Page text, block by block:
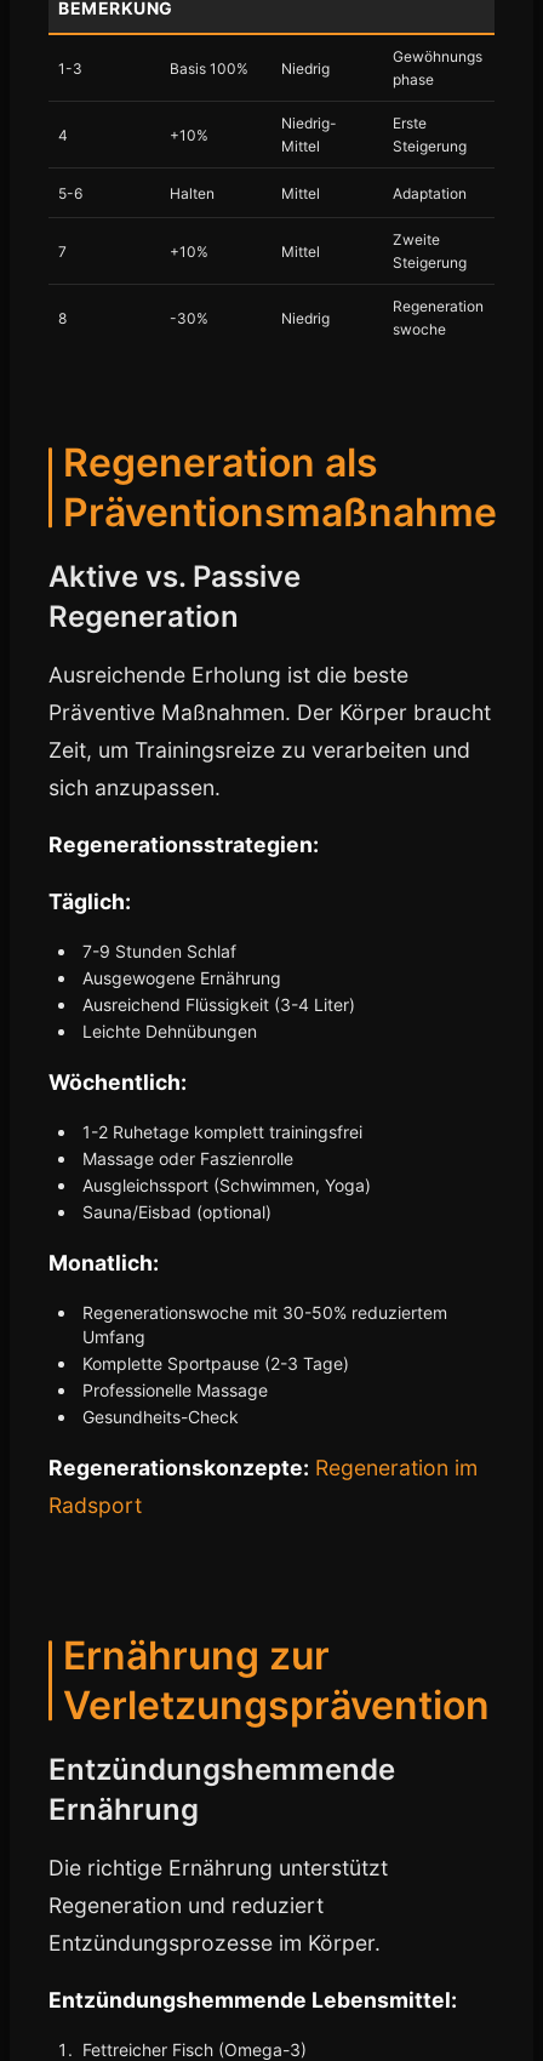
BEMERKUNG
1-3 Basis 100% Niedrig
Gewöhnungs
phase
4 +10%
Niedrig-
Mittel
Erste
Steigerung
5-6 Halten Mittel Adaptation
7 +10% Mittel
Zweite
Steigerung
8 -30% Niedrig
Regeneration
swoche
Regeneration als
Präventionsmaßnahme
Aktive vs. Passive
Regeneration
Ausreichende Erholung ist die beste
Präventive Maßnahmen. Der Körper braucht
Zeit, um Trainingsreize zu verarbeiten und
sich anzupassen.
Regenerationsstrategien:
Täglich:
7-9 Stunden Schlaf
Ausgewogene Ernährung
Ausreichend Flüssigkeit (3-4 Liter)
Leichte Dehnübungen
Wöchentlich:
1-2 Ruhetage komplett trainingsfrei
Massage oder Faszienrolle
Ausgleichssport (Schwimmen, Yoga)
Sauna/Eisbad (optional)
Monatlich:
Regenerationswoche mit 30-50% reduziertem
Umfang
Komplette Sportpause (2-3 Tage)
Professionelle Massage
Gesundheits-Check
Regenerationskonzepte: Regeneration im
Radsport
Ernährung zur
Verletzungsprävention
Entzündungshemmende
Ernährung
Die richtige Ernährung unterstützt
Regeneration und reduziert
Entzündungsprozesse im Körper.
Entzündungshemmende Lebensmittel:
Fettreicher Fisch (Omega-3)